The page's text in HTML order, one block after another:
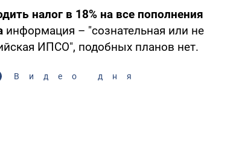
налог в 18% на все пополнения
информация – "сознательная или не
ИПСО", подобных планов нет.
Видео дня